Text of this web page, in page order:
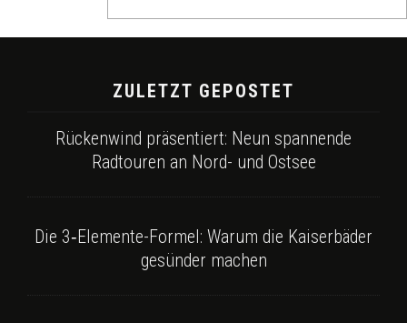
ZULETZT GEPOSTET
Rückenwind präsentiert: Neun spannende
Radtouren an Nord- und Ostsee
Die 3‑Elemente-Formel: Warum die Kaiserbäder
gesünder machen